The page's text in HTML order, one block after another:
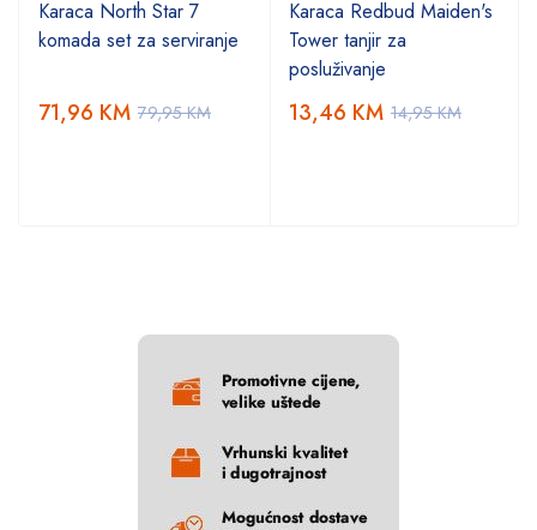
Karaca North Star 7
komada set za serviranje
79,95KM
71,96 KM
Karaca Redbud Maiden's
Tower tanjir za
posluživanje
14,95KM
13,46 KM